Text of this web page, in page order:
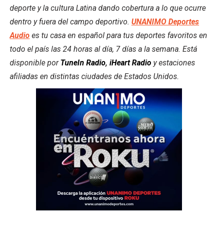
deporte y la cultura Latina dando cobertura a lo que ocurre
dentro y fuera del campo deportivo. UNANIMO Deportes
Audio es tu casa en español para tus deportes favoritos en
todo el país las 24 horas al día, 7 días a la semana. Está
disponible por TuneIn Radio, iHeart Radio y estaciones
afiliadas en distintas ciudades de Estados Unidos.